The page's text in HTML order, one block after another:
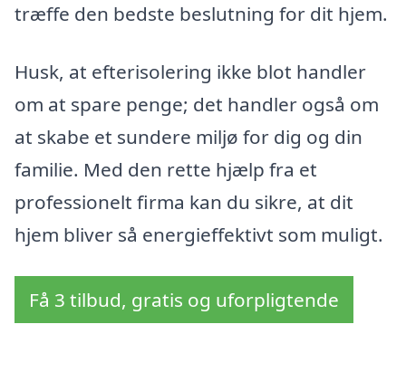
træffe den bedste beslutning for dit hjem.
Husk, at efterisolering ikke blot handler
om at spare penge; det handler også om
at skabe et sundere miljø for dig og din
familie. Med den rette hjælp fra et
professionelt firma kan du sikre, at dit
hjem bliver så energieffektivt som muligt.
Få 3 tilbud, gratis og uforpligtende